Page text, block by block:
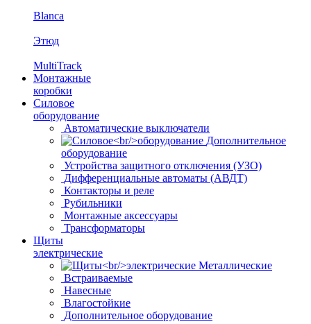
Blanca
Этюд
MultiTrack
Монтажные
коробки
Силовое
оборудование
Автоматические выключатели
Дополнительное
оборудование
Устройства защитного отключения (УЗО)
Дифференциальные автоматы (АВДТ)
Контакторы и реле
Рубильники
Монтажные аксессуары
Трансформаторы
Щиты
электрические
Металлические
Встраиваемые
Навесные
Влагостойкие
Дополнительное оборудование